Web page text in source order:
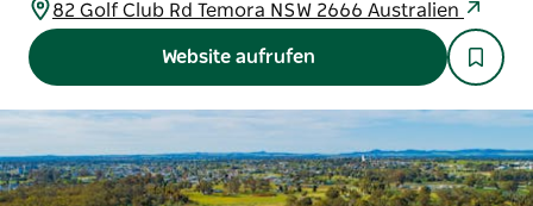
82 Golf Club Rd Temora NSW 2666 Australien
Website aufrufen